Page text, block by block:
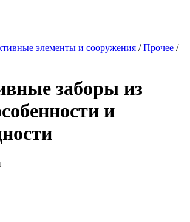
элементы и сооружения /Прочее /
заборы из
и